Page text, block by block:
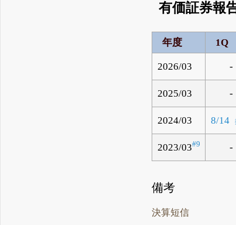
有価証券報
年度 1Q
2026/03 -
2025/03 -
2024/03 8/14
2023/03#9 -
備考
決算短信